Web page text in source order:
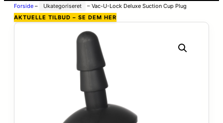
Forside – Ukategoriseret – Vac-U-Lock Deluxe Suction Cup Plug
Accessory – Sort
AKTUELLE TILBUD – SE DEM HER